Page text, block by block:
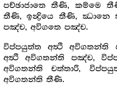
පච්ඡාජාතෙ තීණි, කම්මෙ
තීණි, ඉන්‍ද්‍රියෙ තීණි, ඣානෙ
පඤ්ච, අවිගතෙ පඤ්ච.
විප්පයුත්ත අත්‍ථි
අත්‍ථි අවිගතන්ති පඤ්ච,
අවිගතන්ති චත්තාරි,
අවිගතන්ති තීණි.